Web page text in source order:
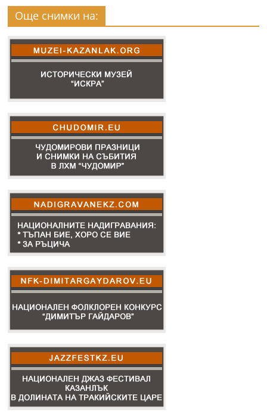
Още снимки на: